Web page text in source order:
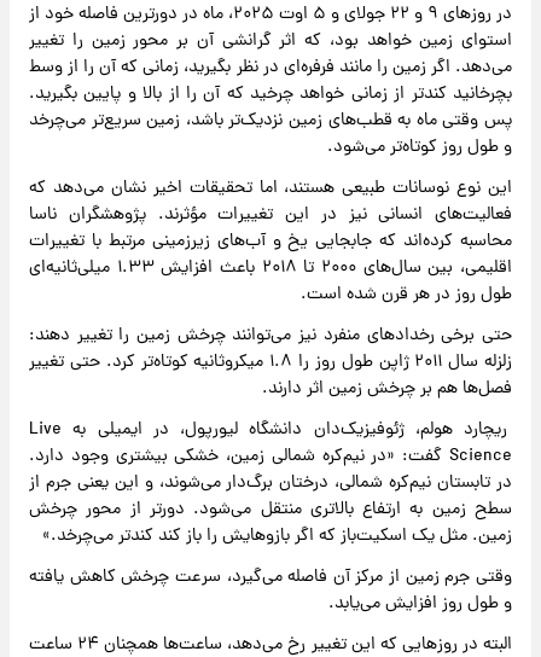
در روزهای ۹ و ۲۲ جولای و ۵ اوت ۲۰۲۵، ماه در دورترین فاصله خود از
استوای زمین خواهد بود، که اثر گرانشی آن بر محور زمین را تغییر
می‌دهد. اگر زمین را مانند فرفره‌ای در نظر بگیرید، زمانی که آن را از وسط
بچرخانید کندتر از زمانی خواهد چرخید که آن را از بالا و پایین بگیرید.
پس وقتی ماه به قطب‌های زمین نزدیک‌تر باشد، زمین سریع‌تر می‌چرخد
و طول روز کوتاه‌تر می‌شود.
این نوع نوسانات طبیعی هستند، اما تحقیقات اخیر نشان می‌دهد که
فعالیت‌های انسانی نیز در این تغییرات مؤثرند. پژوهشگران ناسا
محاسبه کرده‌اند که جابجایی یخ و آب‌های زیرزمینی مرتبط با تغییرات
اقلیمی، بین سال‌های ۲۰۰۰ تا ۲۰۱۸ باعث افزایش ۱.۳۳ میلی‌ثانیه‌ای
طول روز در هر قرن شده است.
حتی برخی رخدادهای منفرد نیز می‌توانند چرخش زمین را تغییر دهند:
زلزله سال ۲۰۱۱ ژاپن طول روز را ۱.۸ میکروثانیه کوتاه‌تر کرد. حتی تغییر
فصل‌ها هم بر چرخش زمین اثر دارند.
ریچارد هولم، ژئوفیزیک‌دان دانشگاه لیورپول، در ایمیلی به Live
Science گفت: «در نیم‌کره شمالی زمین، خشکی بیشتری وجود دارد.
در تابستان نیم‌کره شمالی، درختان برگ‌دار می‌شوند، و این یعنی جرم از
سطح زمین به ارتفاع بالاتری منتقل می‌شود. دورتر از محور چرخش
زمین. مثل یک اسکیت‌باز که اگر بازوهایش را باز کند کندتر می‌چرخد.»
وقتی جرم زمین از مرکز آن فاصله می‌گیرد، سرعت چرخش کاهش یافته
و طول روز افزایش می‌یابد.
البته در روزهایی که این تغییر رخ می‌دهد، ساعت‌ها همچنان ۲۴ ساعت